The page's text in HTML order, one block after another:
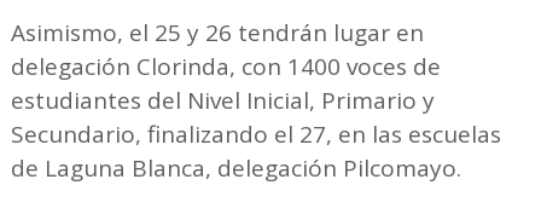
Asimismo, el 25 y 26 tendrán lugar en
delegación Clorinda, con 1400 voces de
estudiantes del Nivel Inicial, Primario y
Secundario, finalizando el 27, en las escuelas
de Laguna Blanca, delegación Pilcomayo.